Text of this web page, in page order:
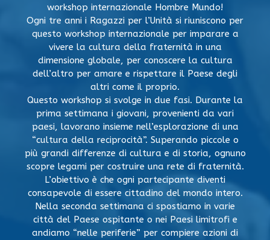
workshop internazionale Hombre Mundo!
Ogni tre anni i Ragazzi per l’Unità si riuniscono per
questo workshop internazionale per imparare a
vivere la cultura della fraternità in una
dimensione globale, per conoscere la cultura
dell’altro per amare e rispettare il Paese degli
altri come il proprio.
Questo workshop si svolge in due fasi. Durante la
prima settimana i giovani, provenienti da vari
paesi, lavorano insieme nell’esplorazione di una
“cultura della reciprocità”. Superando piccole o
più grandi differenze di cultura e di storia, ognuno
scopre legami per costruire una rete di fraternità.
L’obiettivo è che ogni partecipante diventi
consapevole di essere cittadino del mondo intero.
Nella seconda settimana ci spostiamo in varie
città del Paese ospitante o nei Paesi limitrofi e
andiamo “nelle periferie” per compiere azioni di